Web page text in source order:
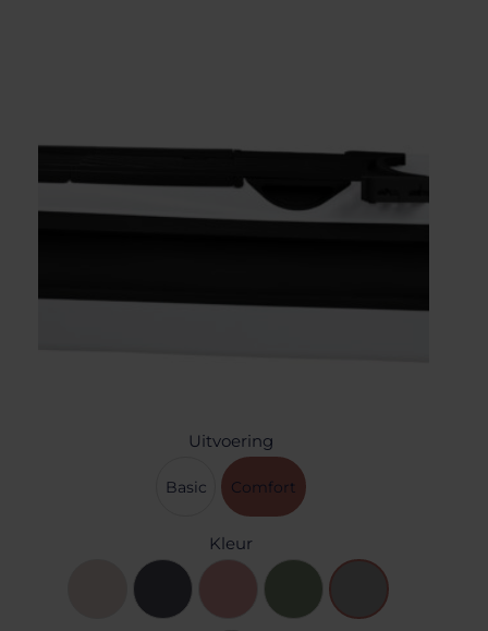
Uitvoering
Basic Comfort
Kleur